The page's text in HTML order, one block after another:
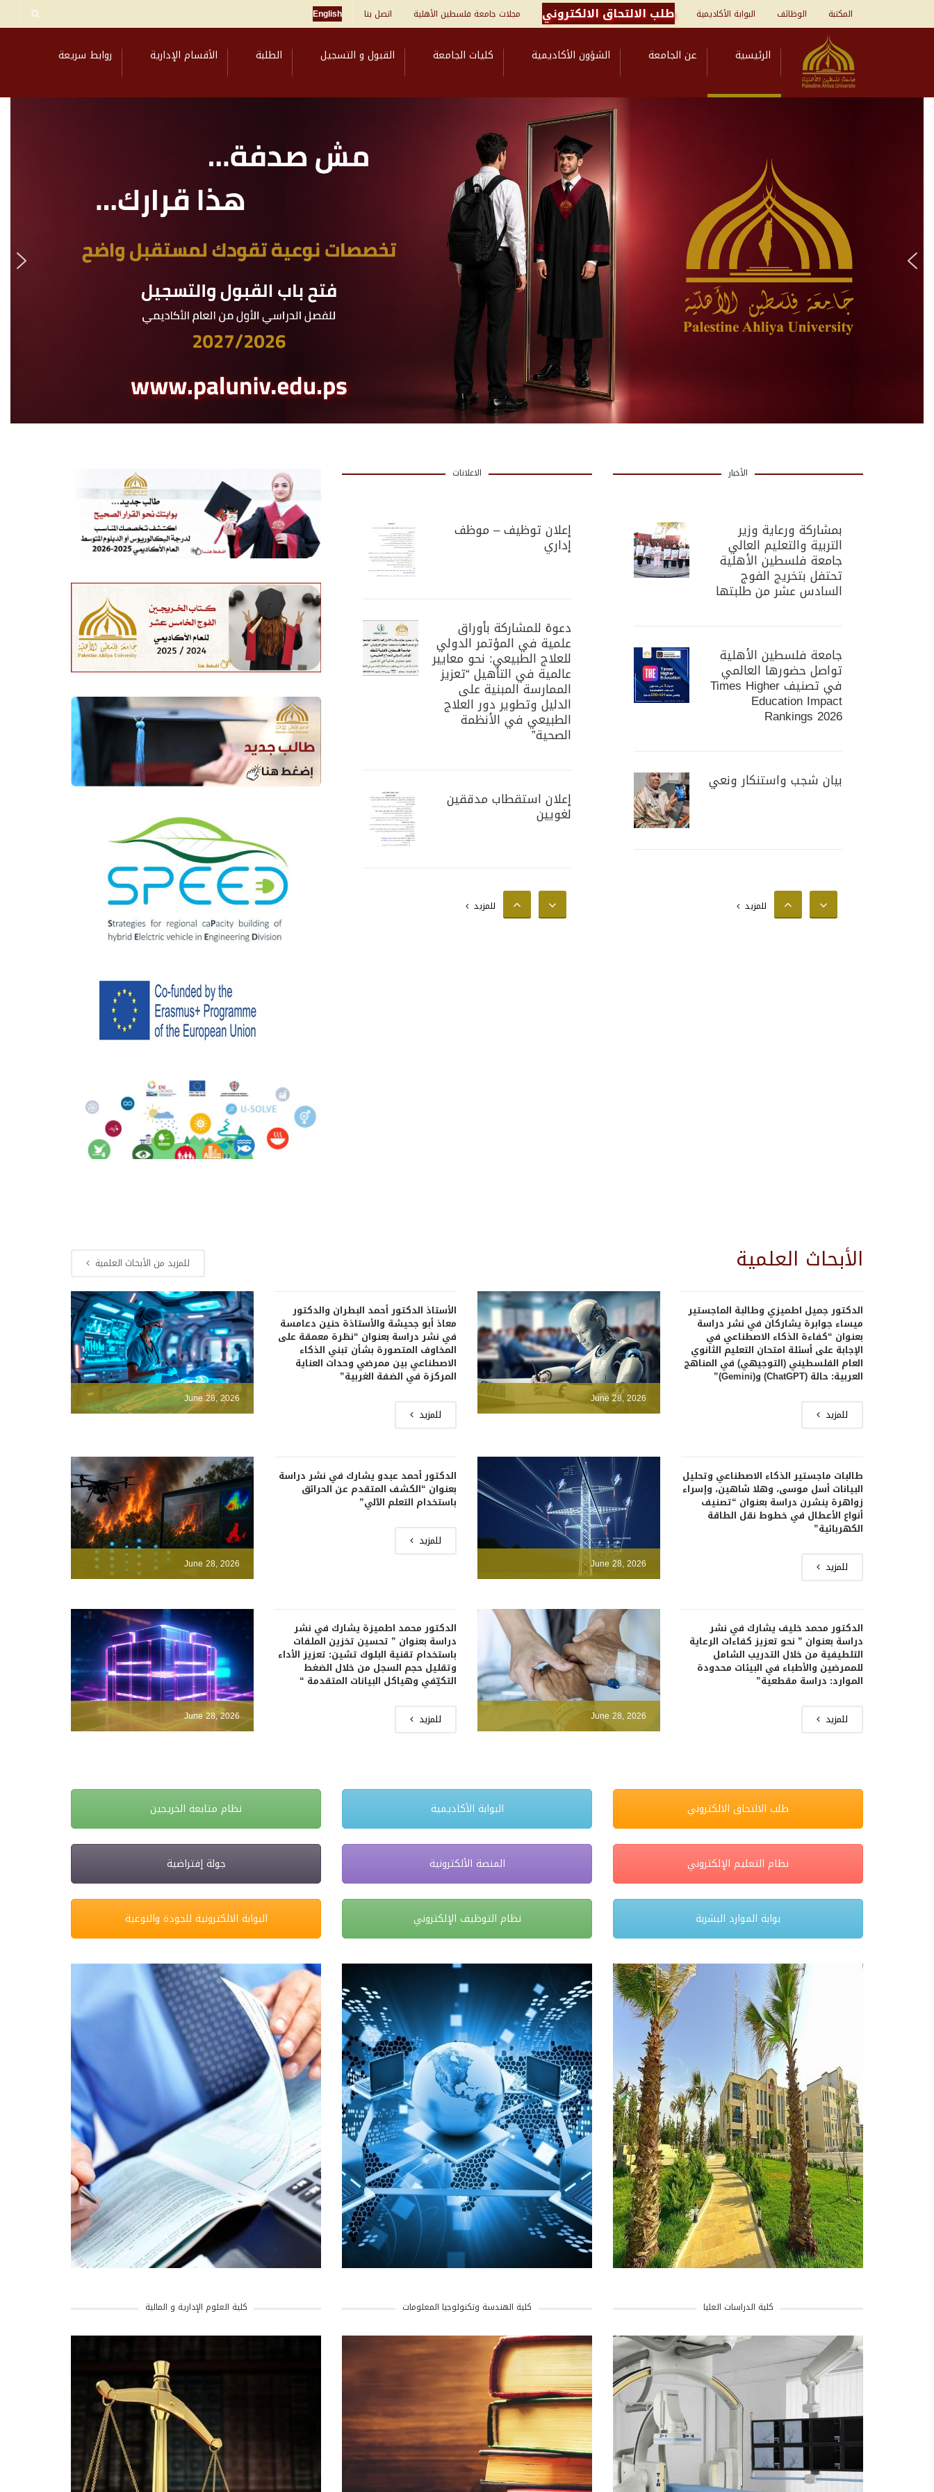
المكتبة الوظائف البوابة الأكاديمية طلب الالتحاق الالكتروني مجلات جامعة فلسطين الأهلية اتصل بنا English
الرئيسية عن الجامعة الشؤون الأكاديمية كليات الجامعة القبول و التسجيل الطلبة الأقسام الإدارية روابط سريعة
الاعلانات
إعلان توظيف – موظف
إداري
دعوة للمشاركة بأوراق
علمية في المؤتمر الدولي
للعلاج الطبيعي: نحو معايير
عالمية في التأهيل “تعزيز
الممارسة المبنية على
الدليل وتطوير دور العلاج
الطبيعي في الأنظمة
الصحية”
إعلان استقطاب مدققين
لغويين
إعلان استقطاب محللين
إحصائيين للمزيد
الأخبار
بمشاركة ورعاية وزير
التربية والتعليم العالي
جامعة فلسطين الأهلية
تحتفل بتخريج الفوج
السادس عشر من طلبتها
جامعة فلسطين الأهلية
تواصل حضورها العالمي
في تصنيف Times Higher
Education Impact
Rankings 2026
بيان شجب واستنكار ونعي
تستضيف وزير الزراعة
الفلسطيني لبحث سبل
تعزيز التعاون المشترك في
للمزيد
الأبحاث العلمية للمزيد من الأبحاث العلمية
June 28, 2026
الأستاذ الدكتور أحمد البطران والدكتور
معاذ أبو جحيشة والأستاذة حنين دعامسة
في نشر دراسة بعنوان “نظرة معمقة على
المخاوف المتصورة بشأن تبني الذكاء
الاصطناعي بين ممرضي وحدات العناية
المركزة في الضفة الغربية”
للمزيد
June 28, 2026
الدكتور جميل اطميزي وطالبة الماجستير
ميساء جوابرة يشاركان في نشر دراسة
بعنوان “كفاءة الذكاء الاصطناعي في
الإجابة على أسئلة امتحان التعليم الثانوي
العام الفلسطيني (التوجيهي) في المناهج
العربية: حالة (ChatGPT) و(Gemini)”
للمزيد
June 28, 2026
الدكتور أحمد عبدو يشارك في نشر دراسة
بعنوان “الكشف المتقدم عن الحرائق
باستخدام التعلم الآلي”
للمزيد
June 28, 2026
طالبات ماجستير الذكاء الاصطناعي وتحليل
البيانات أسل موسى، وهلا شاهين، وإسراء
زواهرة ينشرن دراسة بعنوان “تصنيف
أنواع الأعطال في خطوط نقل الطاقة
الكهربائية”
للمزيد
June 28, 2026
الدكتور محمد اطميزة يشارك في نشر
دراسة بعنوان ” تحسين تخزين الملفات
باستخدام تقنية البلوك تشين: تعزيز الأداء
وتقليل حجم السجل من خلال الضغط
التكيّفي وهياكل البيانات المتقدمة “
للمزيد June 28, 2026
الدكتور محمد خليف يشارك في نشر
دراسة بعنوان ” نحو تعزيز كفاءات الرعاية
التلطيفية من خلال التدريب الشامل
للممرضين والأطباء في البيئات محدودة
الموارد: دراسة مقطعية”
للمزيد
نظام متابعة الخريجين البوابة الأكاديمية طلب الالتحاق الالكتروني
جولة إفتراضية المنصة الألكترونية نظام التعليم الإلكتروني
البوابة الالكترونية للجودة والنوعية نظام التوظيف الإلكتروني بوابة الموارد البشربة
كلية العلوم الإدارية و المالية كلية الهندسة وتكنولوجيا المعلومات كلية الدراسات العليا